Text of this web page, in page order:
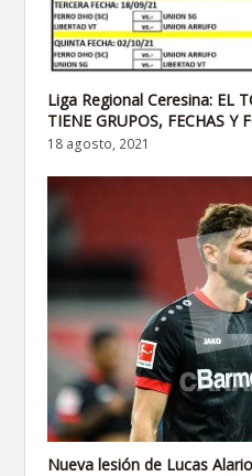
Liga Regional Ceresina: EL
TIENE GRUPOS, FECHAS Y
18 agosto, 2021
Nueva lesión de Lucas